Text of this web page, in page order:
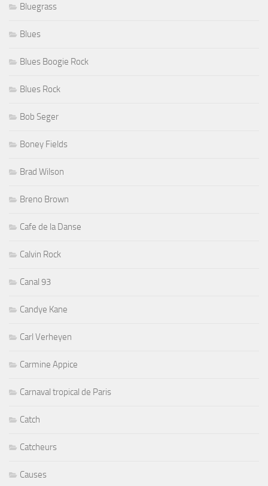
Bluegrass
Blues
Blues Boogie Rock
Blues Rock
Bob Seger
Boney Fields
Brad Wilson
Breno Brown
Cafe de la Danse
Calvin Rock
Canal 93
Candye Kane
Carl Verheyen
Carmine Appice
Carnaval tropical de Paris
Catch
Catcheurs
Causes